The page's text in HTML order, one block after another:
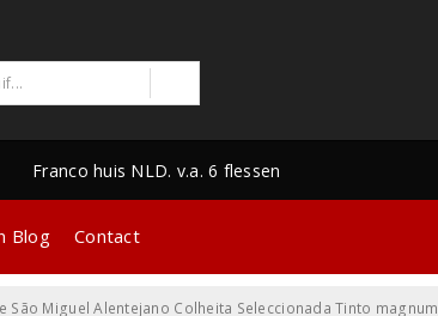
Franco huis NLD. v.a. 6 flessen
Blog Contact
São Miguel Alentejano Colheita Seleccionada Tinto magnum